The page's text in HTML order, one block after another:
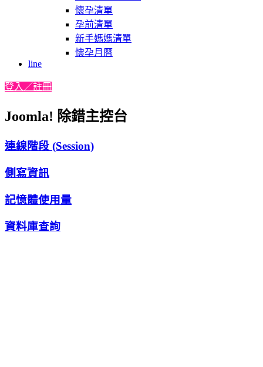
懷孕清單
孕前清單
新手媽媽清單
懷孕月曆
line
登入／註冊
Joomla! 除錯主控台
連線階段 (Session)
側寫資訊
記憶體使用量
資料庫查詢